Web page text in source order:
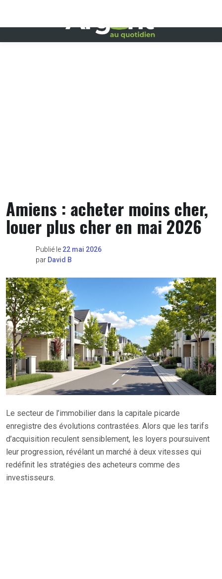
content
Amiens : acheter moins cher,
louer plus cher en mai 2026
Publié le 22 mai 2026
par David B
Le secteur de l’immobilier dans la capitale picarde
enregistre des évolutions contrastées. Alors que les tarifs
d’acquisition reculent sensiblement, les loyers poursuivent
leur progression, révélant un marché à deux vitesses qui
redéfinit les stratégies des acheteurs comme des
investisseurs.